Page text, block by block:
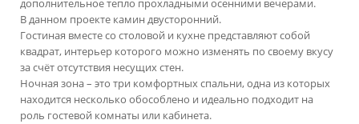
дополнительное тепло прохладными осенними вечерами.
В данном проекте камин двусторонний.
Гостиная вместе со столовой и кухне представляют собой
квадрат, интерьер которого можно изменять по своему вкусу
за счёт отсутствия несущих стен.
Ночная зона – это три комфортных спальни, одна из которых
находится несколько обособлено и идеально подходит на
роль гостевой комнаты или кабинета.